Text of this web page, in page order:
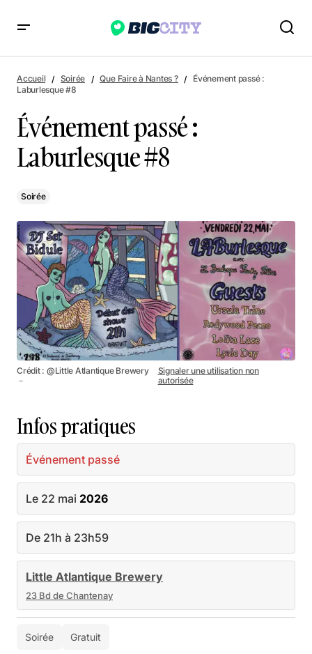
Événement passé : Laburlesque #8
Accueil Soirée Que Faire à Nantes ?
Événement passé :
Laburlesque #8
Événement passé :
Laburlesque #8
Soirée
Crédit : @Little Atlantique Brewery
－
Signaler une utilisation non
autorisée
Infos pratiques
Événement passé
Le 22 mai 2026
De 21h à 23h59
Little Atlantique Brewery
23 Bd de Chantenay
Soirée Gratuit